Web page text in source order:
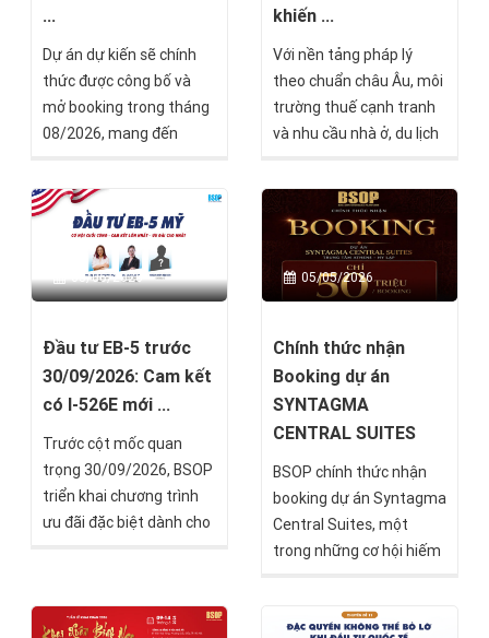
...
Dự án dự kiến sẽ chính
thức được công bố và
mở booking trong tháng
08/2026, mang đến
tư tại thị trường châu Âu
dành cho các nhà đầu tư
đang tìm kiếm cơ hội đa
dạng hóa tài sản quốc tế.
khiến ...
Với nền tảng pháp lý
theo chuẩn châu Âu, môi
trường thuế cạnh tranh
và nhu cầu nhà ở, du lịch
nổi lên như một lựa chọn
được nhiều nhà đầu tư
quốc tế quan tâm nhờ
khả năng kết hợp nhiều
giá trị trong cùng một
03/06/2026
Đầu tư EB-5 trước
30/09/2026: Cam kết
có I-526E mới ...
Trước cột mốc quan
trọng 30/09/2026, BSOP
triển khai chương trình
ưu đãi đặc biệt dành cho
chấp thuận I-526E, ưu
05/05/2026
Chính thức nhận
Booking dự án
SYNTAGMA
CENTRAL SUITES
BSOP chính thức nhận
booking dự án Syntagma
Central Suites, một
trong những cơ hội hiếm